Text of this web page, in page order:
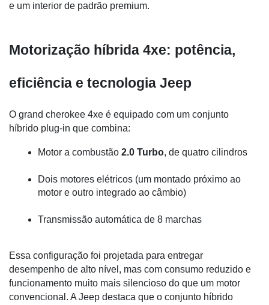
e um interior de padrão premium.
Motorização híbrida 4xe: potência,
eficiência e tecnologia Jeep
O grand cherokee 4xe é equipado com um conjunto
híbrido plug-in que combina:
Motor a combustão 2.0 Turbo, de quatro cilindros
Dois motores elétricos (um montado próximo ao
motor e outro integrado ao câmbio)
Transmissão automática de 8 marchas
Essa configuração foi projetada para entregar
desempenho de alto nível, mas com consumo reduzido e
funcionamento muito mais silencioso do que um motor
convencional. A Jeep destaca que o conjunto híbrido